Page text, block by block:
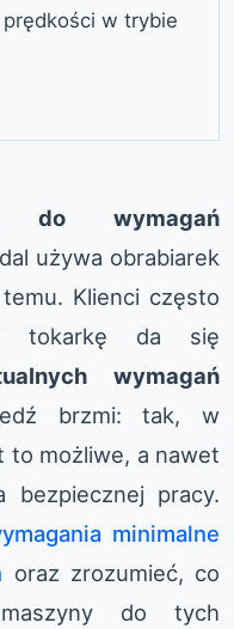
w trybie
do wymagań
używa obrabiarek
Klienci często
tokarkę da się
wymagań
brzmi: tak, w
to możliwe, a nawet
bezpiecznej pracy.
minimalne
oraz zrozumieć, co
do tych